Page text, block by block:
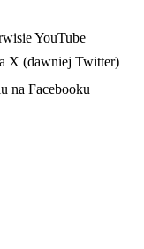
YouTube
X (dawniej Twitter)
na Facebooku